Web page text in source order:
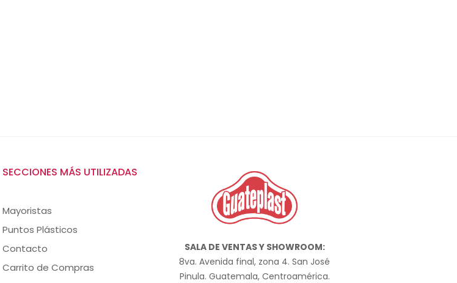
SECCIONES MÁS UTILIZADAS
Mayoristas
Puntos Plásticos
Contacto
Carrito de Compras
SALA DE VENTAS Y SHOWROOM:
8va. Avenida final, zona 4. San José
Pinula. Guatemala, Centroamérica.